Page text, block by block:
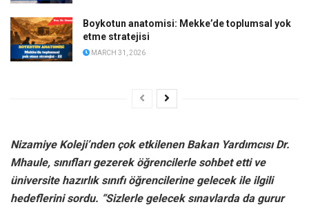
Boykotun anatomisi: Mekke’de toplumsal yok
etme stratejisi
MARCH 31, 2026
Nizamiye Koleji’nden çok etkilenen Bakan Yardımcısı Dr.
Mhaule, sınıfları gezerek öğrencilerle sohbet etti ve
üniversite hazırlık sınıfı öğrencilerine gelecek ile ilgili
hedeflerini sordu. “Sizlerle gelecek sınavlarda da gurur